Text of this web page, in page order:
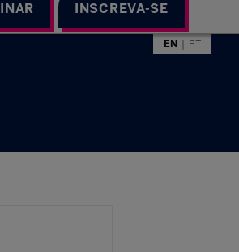
INSCREVA-SE
EN PT